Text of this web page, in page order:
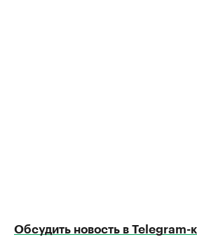
Обсудить новость в Telegram-